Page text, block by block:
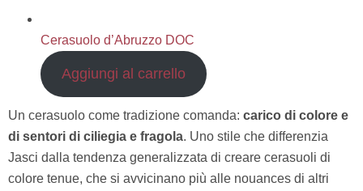
Cerasuolo d’Abruzzo DOC
Aggiungi al carrello
Un cerasuolo come tradizione comanda: carico di colore e
di sentori di ciliegia e fragola. Uno stile che differenzia
Jasci dalla tendenza generalizzata di creare cerasuoli di
colore tenue, che si avvicinano più alle nouances di altri